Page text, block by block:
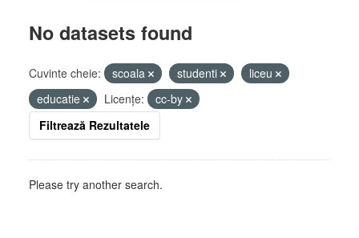
No datasets found
Cuvinte cheie: scoala studenti
liceu
educatie
Licenţe:
cc-by
Filtrează Rezultatele
Please try another search.